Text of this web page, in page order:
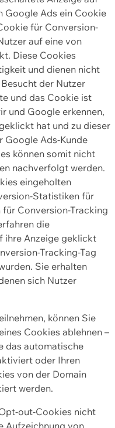
Google Ads ein Cookie
für Conversion-
auf eine von
Diese Cookies
und dienen nicht
der Nutzer
und das Cookie ist
und Google erkennen,
hat und zu dieser
Google Ads-Kunde
können somit nicht
nachverfolgt werden.
eingeholten
Statistiken für
Conversion-Tracking
die
ihre Anzeige geklickt
Tracking-Tag
Sie erhalten
sich Nutzer
können Sie
Cookies ablehnen –
das automatische
oder Ihren
von der Domain
werden.
out-Cookies nicht